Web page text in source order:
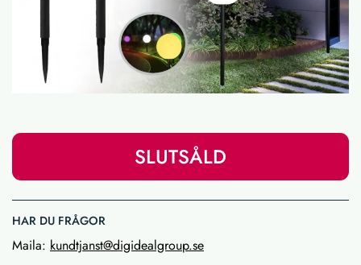
SLUTSÅLD
HAR DU FRÅGOR
Maila: kundtjanst@digidealgroup.se